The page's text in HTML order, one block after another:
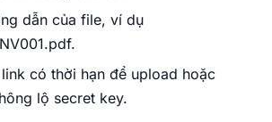
dẫn của file, ví dụ
link có thời hạn để upload hoặc
lộ secret key.